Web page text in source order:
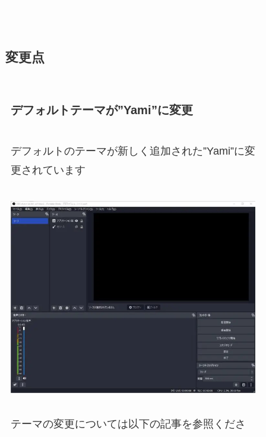
変更点
デフォルトテーマが”Yami”に変更
デフォルトのテーマが新しく追加された”Yami”に変
更されています
テーマの変更については以下の記事を参照くださ